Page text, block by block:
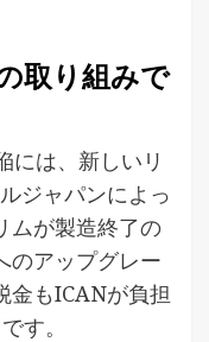
取り組みで
には、新しいリ
ジャパンによっ
ムが製造終了の
のアップグレー
金もICANが負担
す。